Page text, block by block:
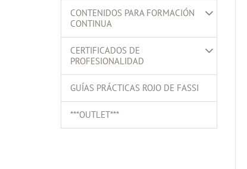
CONTENIDOS PARA FORMACIÓN
CONTINUA
CERTIFICADOS DE
PROFESIONALIDAD
GUÍAS PRÁCTICAS ROJO DE FASSI
***OUTLET***